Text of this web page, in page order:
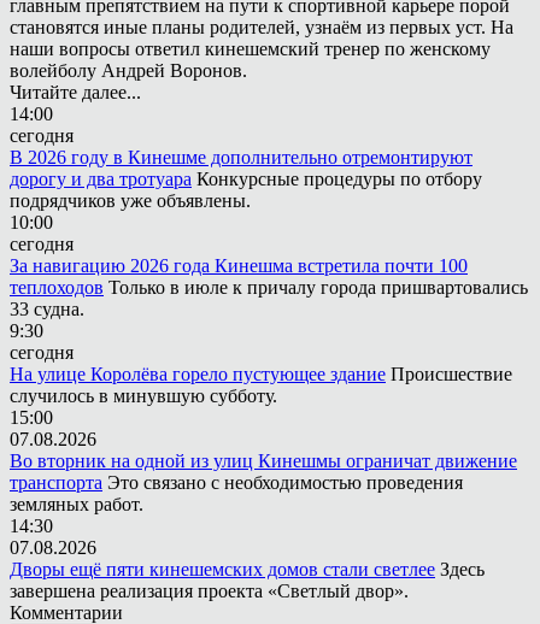
главным препятствием на пути к спортивной карьере порой
становятся иные планы родителей, узнаём из первых уст. На
наши вопросы ответил кинешемский тренер по женскому
волейболу Андрей Воронов.
Читайте далее...
14:00
сегодня
В 2026 году в Кинешме дополнительно отремонтируют
дорогу и два тротуара Конкурсные процедуры по отбору
подрядчиков уже объявлены.
10:00
сегодня
За навигацию 2026 года Кинешма встретила почти 100
теплоходов Только в июле к причалу города пришвартовались
33 судна.
9:30
сегодня
На улице Королёва горело пустующее здание Происшествие
случилось в минувшую субботу.
15:00
07.08.2026
Во вторник на одной из улиц Кинешмы ограничат движение
транспорта Это связано с необходимостью проведения
земляных работ.
14:30
07.08.2026
Дворы ещё пяти кинешемских домов стали светлее Здесь
завершена реализация проекта «Светлый двор».
Комментарии